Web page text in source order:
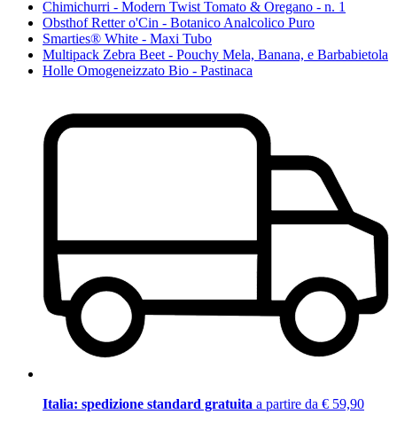
Chimichurri - Modern Twist Tomato & Oregano - n. 1
Obsthof Retter o'Cin - Botanico Analcolico Puro
Smarties® White - Maxi Tubo
Multipack Zebra Beet - Pouchy Mela, Banana, e Barbabietola
Holle Omogeneizzato Bio - Pastinaca
Italia: spedizione standard gratuita a partire da € 59,90